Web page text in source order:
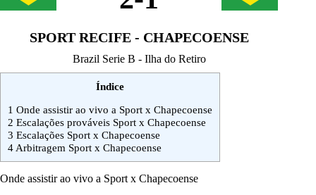
SPORT RECIFE - CHAPECOENSE
Brazil Serie B - Ilha do Retiro
Índice
1 Onde assistir ao vivo a Sport x Chapecoense
2 Escalações prováveis Sport x Chapecoense
3 Escalações Sport x Chapecoense
4Arbitragem Sport x Chapecoense
Onde assistir ao vivo a Sport x Chapecoense